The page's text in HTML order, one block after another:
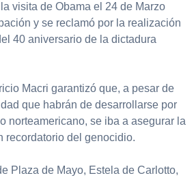
visita de Obama el 24 de Marzo
y se reclamó por la realización
40 aniversario de la dictadura
Macri garantizó que, a pesar de
que habrán de desarrollarse por
norteamericano, se iba a asegurar la
recordatorio del genocidio.
Plaza de Mayo, Estela de Carlotto,